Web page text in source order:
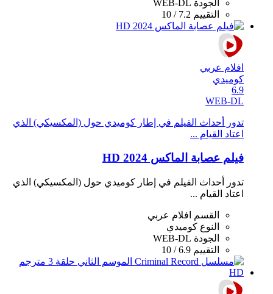
الجودة WEB-DL
التقييم 7.2 / 10
افلام عربي
كوميدي
6.9
WEB-DL
تدور أحداث الفيلم في إطار كوميدي حول (المكسيكي) الذي
اعتاد القيام ...
فيلم عصابة الماكس 2024 HD
تدور أحداث الفيلم في إطار كوميدي حول (المكسيكي) الذي
اعتاد القيام ...
القسم
افلام عربي
النوع كوميدي
الجودة WEB-DL
التقييم 6.9 / 10